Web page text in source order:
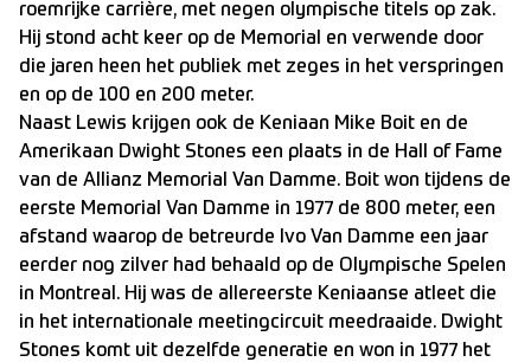
roemrijke carrière, met negen olympische titels op zak.
Hij stond acht keer op de Memorial en verwende door
die jaren heen het publiek met zeges in het verspringen
en op de 100 en 200 meter.
Naast Lewis krijgen ook de Keniaan Mike Boit en de
Amerikaan Dwight Stones een plaats in de Hall of Fame
van de Allianz Memorial Van Damme. Boit won tijdens de
eerste Memorial Van Damme in 1977 de 800 meter, een
afstand waarop de betreurde Ivo Van Damme een jaar
eerder nog zilver had behaald op de Olympische Spelen
in Montreal. Hij was de allereerste Keniaanse atleet die
in het internationale meetingcircuit meedraaide. Dwight
Stones komt uit dezelfde generatie en won in 1977 het